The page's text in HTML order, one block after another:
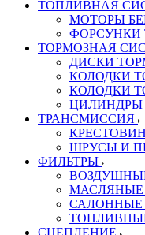
ТОПЛИВНАЯ
МОТОРЫ
ФОРСУНКИ
ТОРМОЗНАЯ
ДИСКИ
КОЛОДКИ
КОЛОДКИ
ЦИЛИНДРЫ
ТРАНСМИССИЯ
ШРУСЫ И
ФИЛЬТРЫ
МАСЛЯНЫЕ
САЛОННЫЕ
СЦЕПЛЕНИЕ